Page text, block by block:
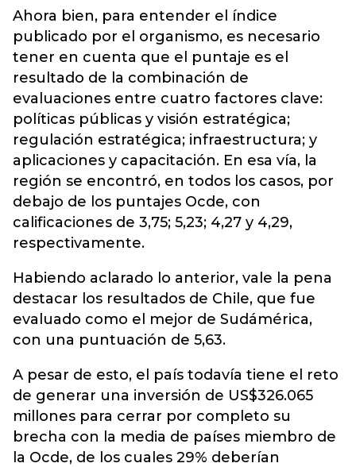
Ahora bien, para entender el índice
publicado por el organismo, es necesario
tener en cuenta que el puntaje es el
resultado de la combinación de
evaluaciones entre cuatro factores clave:
políticas públicas y visión estratégica;
regulación estratégica; infraestructura; y
aplicaciones y capacitación. En esa vía, la
región se encontró, en todos los casos, por
debajo de los puntajes Ocde, con
calificaciones de 3,75; 5,23; 4,27 y 4,29,
respectivamente.
Habiendo aclarado lo anterior, vale la pena
destacar los resultados de Chile, que fue
evaluado como el mejor de Sudámérica,
con una puntuación de 5,63.
A pesar de esto, el país todavía tiene el reto
de generar una inversión de US$326.065
millones para cerrar por completo su
brecha con la media de países miembro de
la Ocde, de los cuales 29% deberían